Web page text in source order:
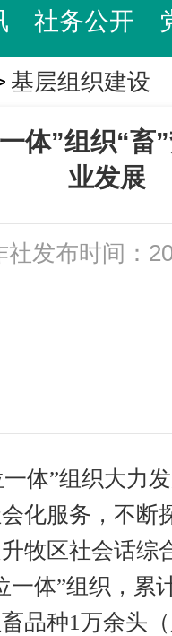
社务公开
互动交流
基层组织建设
体”组织“畜
业发展
社发布时间：
体”组织大力
化服务，不断
牧区社会话综
一体”组织，累
品种1万余头